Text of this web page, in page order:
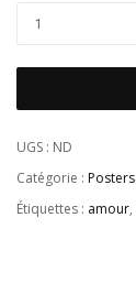
UGS : ND
Catégorie : Posters
Étiquettes : amour,